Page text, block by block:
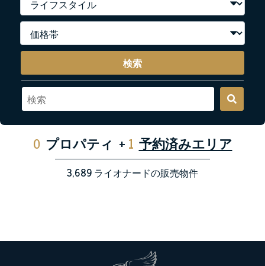
検索
0 プロパティ + 1 予約済みエリア
3,689ライオナードの販売物件